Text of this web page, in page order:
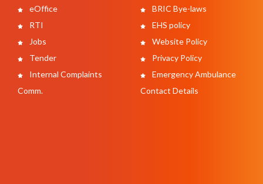
eOffice
RTI
Jobs
Tender
Internal Complaints
Comm.
BRIC Bye-laws
EHS policy
Website Policy
Privacy Policy
Emergency Ambulance
Contact Details